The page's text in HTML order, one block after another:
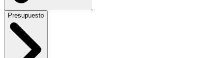
Presupuesto